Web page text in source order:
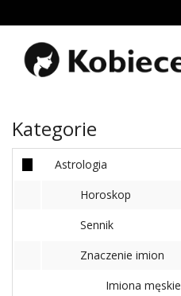
Uroda
Miłość
Rodzina
Kategorie
Astrologia
Horoskop
Sennik
Znaczenie imion
Imiona męskie